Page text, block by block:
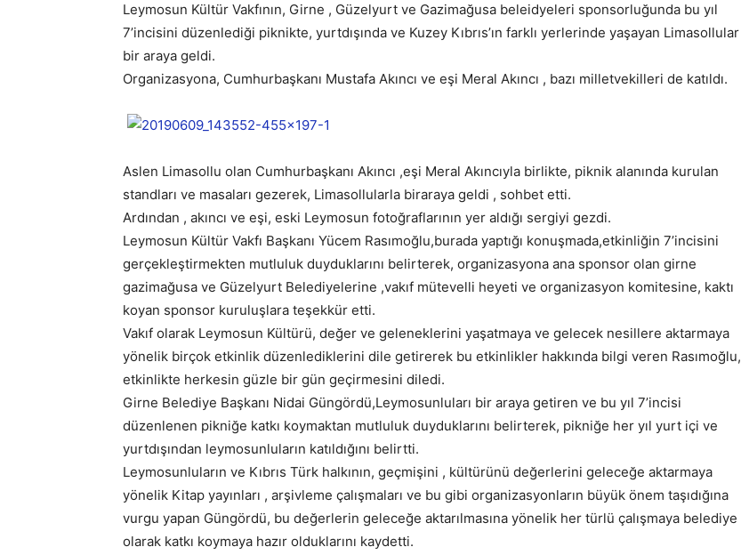
Leymosun Kültür Vakfının, Girne , Güzelyurt ve Gazimağusa beleidyeleri sponsorluğunda bu yıl
7’incisini düzenlediği piknikte, yurtdışında ve Kuzey Kıbrıs’ın farklı yerlerinde yaşayan Limasollular
bir araya geldi.
Organizasyona, Cumhurbaşkanı Mustafa Akıncı ve eşi Meral Akıncı , bazı milletvekilleri de katıldı.
Aslen Limasollu olan Cumhurbaşkanı Akıncı ,eşi Meral Akıncıyla birlikte, piknik alanında kurulan
standları ve masaları gezerek, Limasollularla biraraya geldi , sohbet etti.
Ardından , akıncı ve eşi, eski Leymosun fotoğraflarının yer aldığı sergiyi gezdi.
Leymosun Kültür Vakfı Başkanı Yücem Rasımoğlu,burada yaptığı konuşmada,etkinliğin 7’incisini
gerçekleştirmekten mutluluk duyduklarını belirterek, organizasyona ana sponsor olan girne
gazimağusa ve Güzelyurt Belediyelerine ,vakıf mütevelli heyeti ve organizasyon komitesine, kaktı
koyan sponsor kuruluşlara teşekkür etti.
Vakıf olarak Leymosun Kültürü, değer ve geleneklerini yaşatmaya ve gelecek nesillere aktarmaya
yönelik birçok etkinlik düzenlediklerini dile getirerek bu etkinlikler hakkında bilgi veren Rasımoğlu,
etkinlikte herkesin güzle bir gün geçirmesini diledi.
Girne Belediye Başkanı Nidai Güngördü,Leymosunluları bir araya getiren ve bu yıl 7’incisi
düzenlenen pikniğe katkı koymaktan mutluluk duyduklarını belirterek, pikniğe her yıl yurt içi ve
yurtdışından leymosunluların katıldığını belirtti.
Leymosunluların ve Kıbrıs Türk halkının, geçmişini , kültürünü değerlerini geleceğe aktarmaya
yönelik Kitap yayınları , arşivleme çalışmaları ve bu gibi organizasyonların büyük önem taşıdığına
vurgu yapan Güngördü, bu değerlerin geleceğe aktarılmasına yönelik her türlü çalışmaya belediye
olarak katkı koymaya hazır olduklarını kaydetti.